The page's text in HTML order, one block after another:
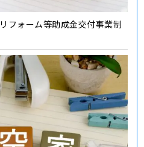
フォーム等助成金交付事業制